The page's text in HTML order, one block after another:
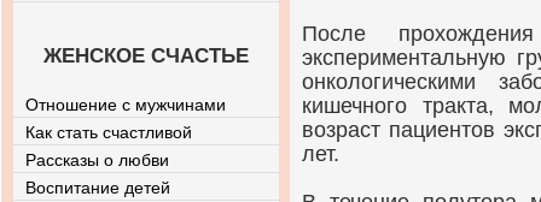
После
экспериментальную
онкологическими
кишечного тракта,
возраст пациентов
лет.
ЖЕНСКОЕ СЧАСТЬЕ
Отношение с мужчинами
Как стать счастливой
Рассказы о любви
Воспитание детей